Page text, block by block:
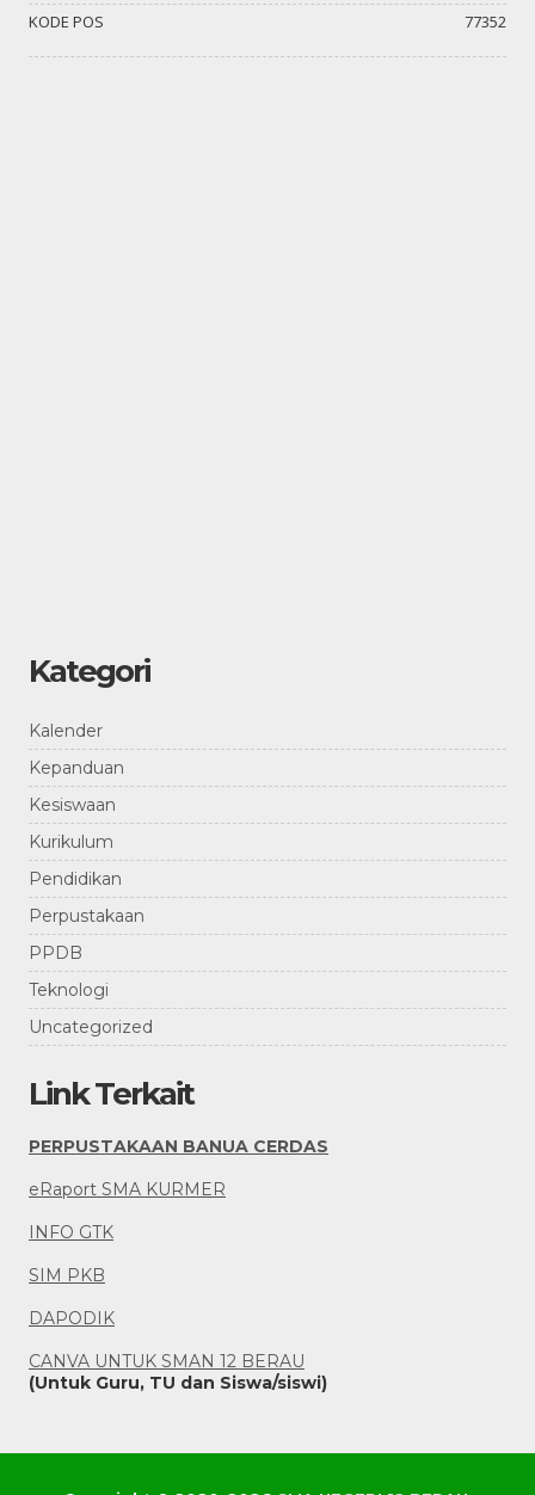
KODE POS
77352
Kategori
Kalender
Kepanduan
Kesiswaan
Kurikulum
Pendidikan
Perpustakaan
PPDB
Teknologi
Uncategorized
Link Terkait
PERPUSTAKAAN BANUA CERDAS
eRaport SMA KURMER
INFO GTK
SIM PKB
DAPODIK
CANVA UNTUK SMAN 12 BERAU
(Untuk Guru, TU dan Siswa/siswi)